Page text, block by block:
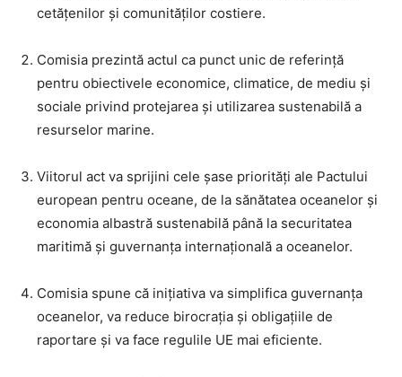
cetățenilor și comunităților costiere.
Comisia prezintă actul ca punct unic de referință
pentru obiectivele economice, climatice, de mediu și
sociale privind protejarea și utilizarea sustenabilă a
resurselor marine.
Viitorul act va sprijini cele șase priorități ale Pactului
european pentru oceane, de la sănătatea oceanelor și
economia albastră sustenabilă până la securitatea
maritimă și guvernanța internațională a oceanelor.
Comisia spune că inițiativa va simplifica guvernanța
oceanelor, va reduce birocrația și obligațiile de
raportare și va face regulile UE mai eficiente.